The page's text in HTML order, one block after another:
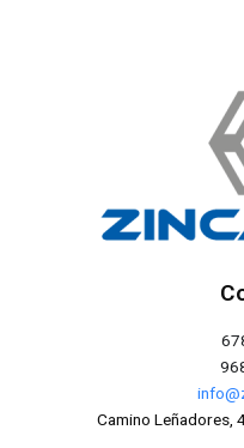
Camino Leñadores,